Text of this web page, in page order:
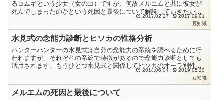
るコムギという少女（女のコ）ですが、何故メルエムと共に彼女が
死んでしまったのかという死因と最後について解説していきたいと
思います。原作のコミックを読んでいれば何故コムギが死んでし
2017.02.27
2017.09.01
豆知識
水見式の念能力診断とヒソカの性格分析
ハンターハンターの水見式は自分の念能力の系統を調べるために行
われますが、それぞれの系統で特徴があるので念能力診断としても
活用されます。もうひとつ水見式と関係してヒソカのオーラ別性格
分析というのもあります。このあたりはキャラの考察に非常に役
2018.06.04
2019.05.20
豆知識
メルエムの死因と最後について